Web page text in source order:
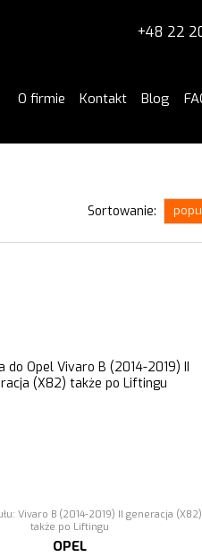
+48 22
O firmie Kontakt Blog
Sortowanie:
Vivaro B (2014-2019) II generacja (X82)
także po Liftingu
OPEL